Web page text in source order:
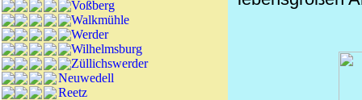
Voßberg
Walkmühle
Werder
Wilhelmsburg
Züllichswerder
Neuwedell
Reetz